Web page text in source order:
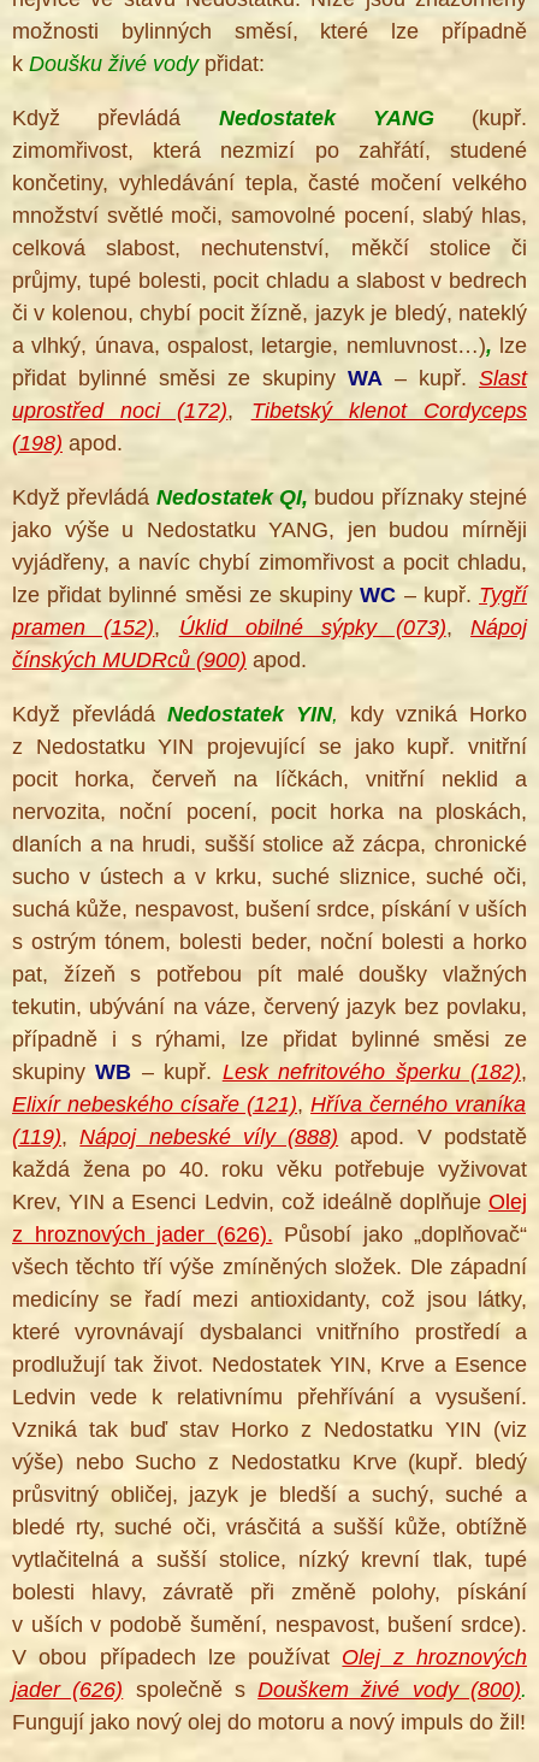
možnosti bylinných směsí, které lze případně
k Doušku živé vodypřidat:
Když převládá Nedostatek YANG
(kupř.
zimomřivost, která nezmizí po zahřátí, studené
končetiny, vyhledávání tepla, časté močení velkého
množství světlé moči, samovolné pocení, slabý hlas,
celková slabost, nechutenství, měkčí stolice či
průjmy, tupé bolesti, pocit chladu a slabost v bedrech
či v kolenou, chybí pocit žízně, jazyk je bledý, nateklý
a vlhký, únava, ospalost, letargie, nemluvnost…), lze
přidat bylinné směsi ze skupiny WA – kupř. Slast
uprostřed noci (172), Tibetský klenot Cordyceps
(198) apod.
Když převládá Nedostatek QI, budou příznaky stejné
jako výše u Nedostatku YANG, jen budou mírněji
vyjádřeny, a navíc chybí zimomřivost a pocit chladu,
lze přidat bylinné směsi ze skupinyWC – kupř. Tygří
pramen (152), Úklid obilné sýpky (073),
Nápoj
čínských MUDRců (900) apod.
Když převládá Nedostatek YIN, kdy vzniká Horko
z Nedostatku YIN projevující se jako kupř. vnitřní
pocit horka, červeň na líčkách, vnitřní neklid a
nervozita, noční pocení, pocit horka na ploskách,
dlaních a na hrudi, sušší stolice až zácpa, chronické
sucho v ústech a v krku, suché sliznice, suché oči,
suchá kůže, nespavost, bušení srdce, pískání v uších
s ostrým tónem, bolesti beder, noční bolesti a horko
pat, žízeň s potřebou pít malé doušky vlažných
tekutin, ubývání na váze, červený jazyk bez povlaku,
případně i s rýhami, lze přidat bylinné směsi ze
skupinyWB – kupř. Lesk nefritového šperku (182),
Elixír nebeského císaře (121), Hříva černého vraníka
(119), Nápoj nebeské víly (888) apod. V podstatě
každá žena po 40. roku věku potřebuje vyživovat
Krev, YIN a Esenci Ledvin, což ideálně doplňuje Olej
z hroznových jader (626). Působí jako „doplňovač“
všech těchto tří výše zmíněných složek. Dle západní
medicíny se řadí mezi antioxidanty, což jsou látky,
které vyrovnávají dysbalanci vnitřního prostředí a
prodlužují tak život. Nedostatek YIN, Krve a Esence
Ledvin vede k relativnímu přehřívání a vysušení.
Vzniká tak buď stav Horko z Nedostatku YIN (viz
výše) nebo Sucho z Nedostatku Krve (kupř. bledý
průsvitný obličej, jazyk je bledší a suchý, suché a
bledé rty, suché oči, vrásčitá a sušší kůže, obtížně
vytlačitelná a sušší stolice, nízký krevní tlak, tupé
bolesti hlavy, závratě při změně polohy, pískání
v uších v podobě šumění, nespavost, bušení srdce).
V obou případech lze používat Olej z hroznových
jader (626) společně sDouškem živé vody (800).
Fungují jako nový olej do motoru a nový impuls do žil!